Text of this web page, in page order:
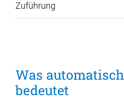
Zuführung
Was
bedeutet